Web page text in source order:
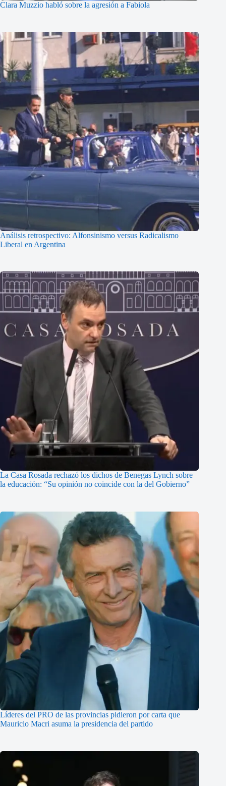
Clara Muzzio habló sobre la agresión a Fabiola
Análisis retrospectivo: Alfonsinismo versus Radicalismo
Liberal en Argentina
La Casa Rosada rechazó los dichos de Benegas Lynch sobre
la educación: “Su opinión no coincide con la del Gobierno”
Líderes del PRO de las provincias pidieron por carta que
Mauricio Macri asuma la presidencia del partido